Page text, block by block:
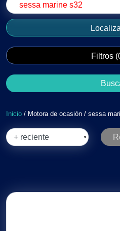
Filtros (
Inicio / Motora de ocasión / sessa